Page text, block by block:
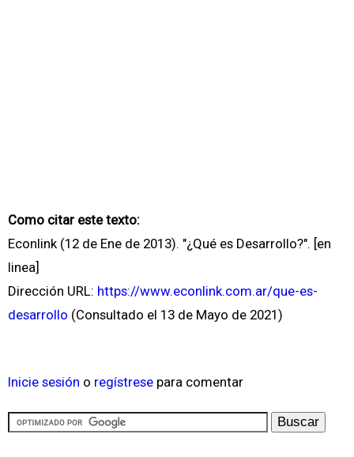
Como citar este texto:
Econlink (12 de Ene de 2013). "¿Qué es Desarrollo?". [en
linea]
Dirección URL: https://www.econlink.com.ar/que-es-
desarrollo (Consultado el 13 de Mayo de 2021)
Inicie sesión o regístrese para comentar